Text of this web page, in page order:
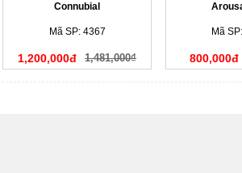
Connubial
Mã SP: 4367
1,200,000đ 1,481,000₫
Mã
800,000đ